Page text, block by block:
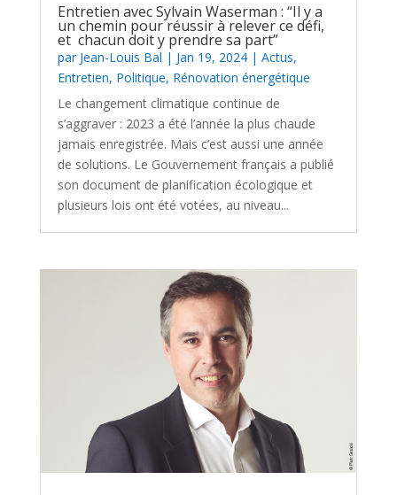
Entretien avec Sylvain Waserman : “Il y a
un chemin pour réussir à relever ce défi,
et chacun doit y prendre sa part”
par Jean-Louis Bal | Jan 19, 2024| Actus,
Entretien, Politique, Rénovation énergétique
Le changement climatique continue de
s’aggraver : 2023 a été l’année la plus chaude
jamais enregistrée. Mais c’est aussi une année
de solutions. Le Gouvernement français a publié
son document de planification écologique et
plusieurs lois ont été votées, au niveau...